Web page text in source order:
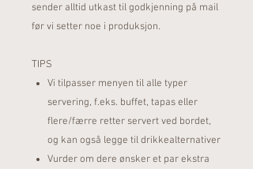
sender alltid utkast til godkjenning på mail
før vi setter noe i produksjon.
TIPS
Vi tilpasser menyen til alle typer
servering, f.eks. buffet, tapas eller
flere/færre retter servert ved bordet,
og kan også legge til drikkealternativer
Vurder om dere ønsker et par ekstra